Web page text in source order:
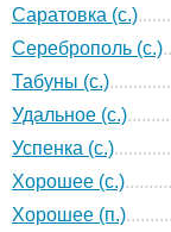
Саратовка (с.)
Сереброполь (с.)
Табуны (с.)
Удальное (с.)
Успенка (с.)
Хорошее (с.)
Хорошее (п.)